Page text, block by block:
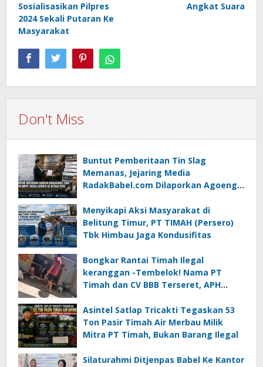
Sosialisasikan Pilpres
2024 Sekali Putaran Ke
Masyarakat
Angkat Suara
Don't Miss
Buntut Pemberitaan Tin Slag
Memanas, Jejaring Media
RadakBabel.com Dilaporkan Agoeng
Menyikapi Aksi Masyarakat di
Belitung Timur, PT TIMAH (Persero)
Tbk Himbau Jaga Kondusifitas
Bongkar Rantai Timah Ilegal
keranggan -Tembelok! Nama PT
Timah dan CV BBB Terseret, APH
Asintel Satlap Tricakti Tegaskan 53
Ton Pasir Timah Air Merbau Milik
Mitra PT Timah, Bukan Barang Ilegal
Silaturahmi Ditjenpas Babel Ke Kantor